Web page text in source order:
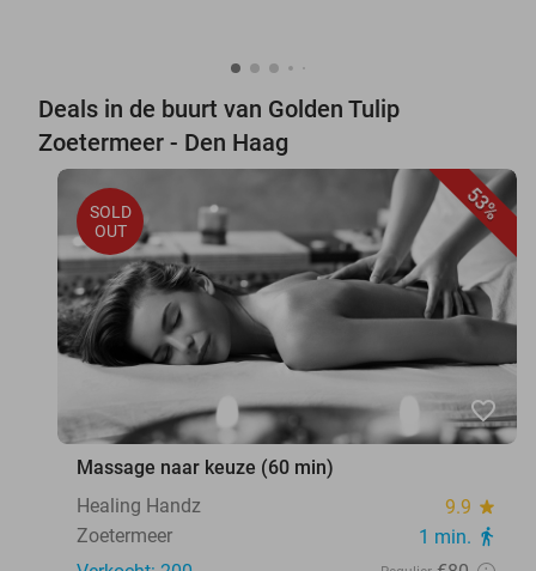
Deals in de buurt van Golden Tulip
Zoetermeer - Den Haag
53%
SOLD
OUT
favorite_border
Massage naar keuze (60 min)
Healing Handz
9.9 star
Zoetermeer 1 min. directions_walk